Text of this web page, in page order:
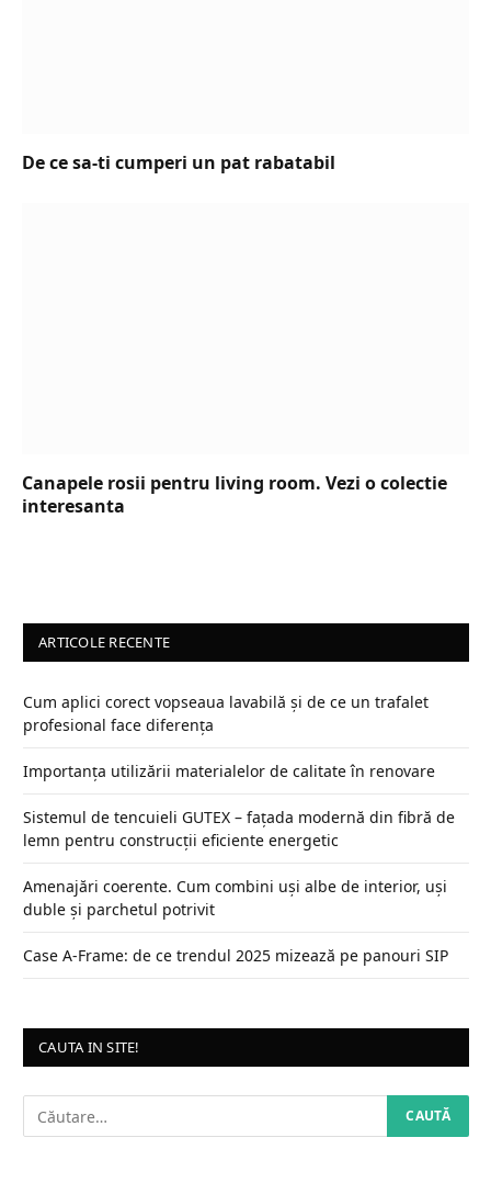
De ce sa-ti cumperi un pat rabatabil
Canapele rosii pentru living room. Vezi o colectie
interesanta
ARTICOLE RECENTE
Cum aplici corect vopseaua lavabilă și de ce un trafalet
profesional face diferența
Importanța utilizării materialelor de calitate în renovare
Sistemul de tencuieli GUTEX – fațada modernă din fibră de
lemn pentru construcții eficiente energetic
Amenajări coerente. Cum combini uși albe de interior, uși
duble și parchetul potrivit
Case A‑Frame: de ce trendul 2025 mizează pe panouri SIP
CAUTA IN SITE!